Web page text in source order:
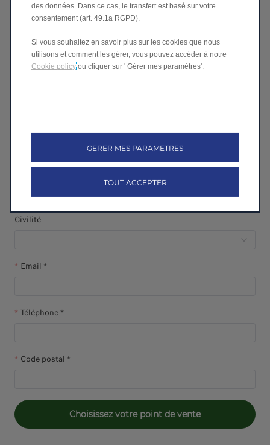
Take a Leap : Demandez une offre!
Vous souhaitez recevoir une offre? Nous vous invitons à
compléter ce formulaire, un conseiller commercial Leapmotor
vous recontactera sous les plus brefs délais.
Civilité
Email *
Téléphone *
Code postal *
Choisissez votre point de vente
des données. Dans ce cas, le transfert est basé sur votre
consentement (art. 49.1a RGPD).
Si vous souhaitez en savoir plus sur les cookies que nous
utilisons et comment les gérer, vous pouvez accéder à notre
Cookie policyou cliquer sur ' Gérer mes paramètres'.
GERER MES PARAMETRES
TOUT ACCEPTER